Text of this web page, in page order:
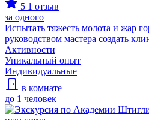
5 1 отзыв
за одного
Испытать тяжесть молота и жар
руководством мастера создать
Активности
Уникальный опыт
Индивидуальные
в комнате
до 1 человек